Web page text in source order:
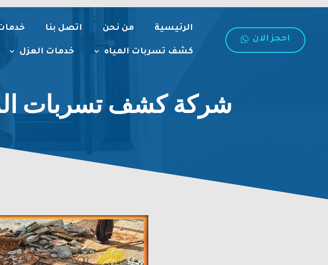
احجز الان
الرئيسية من نحن اتصل بنا
كشف تسربات المياه خدمات العزل
شركة كشف تسربات المياه